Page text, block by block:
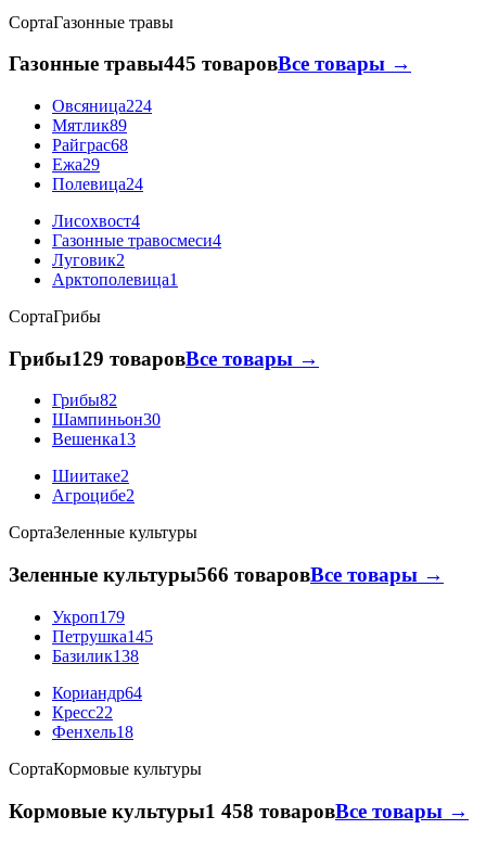
СортаГазонные травы
Газонные травы445 товаровВсе товары →
Овсяница224
Мятлик89
Райграс68
Ежа29
Полевица24
Лисохвост4
Газонные травосмеси4
Луговик2
Арктополевица1
СортаГрибы
Грибы129 товаровВсе товары →
Грибы82
Шампиньон30
Вешенка13
Шиитаке2
Агроцибе2
СортаЗеленные культуры
Зеленные культуры566 товаровВсе товары →
Укроп179
Петрушка145
Базилик138
Кориандр64
Кресс22
Фенхель18
СортаКормовые культуры
Кормовые культуры1 458 товаровВсе товары →